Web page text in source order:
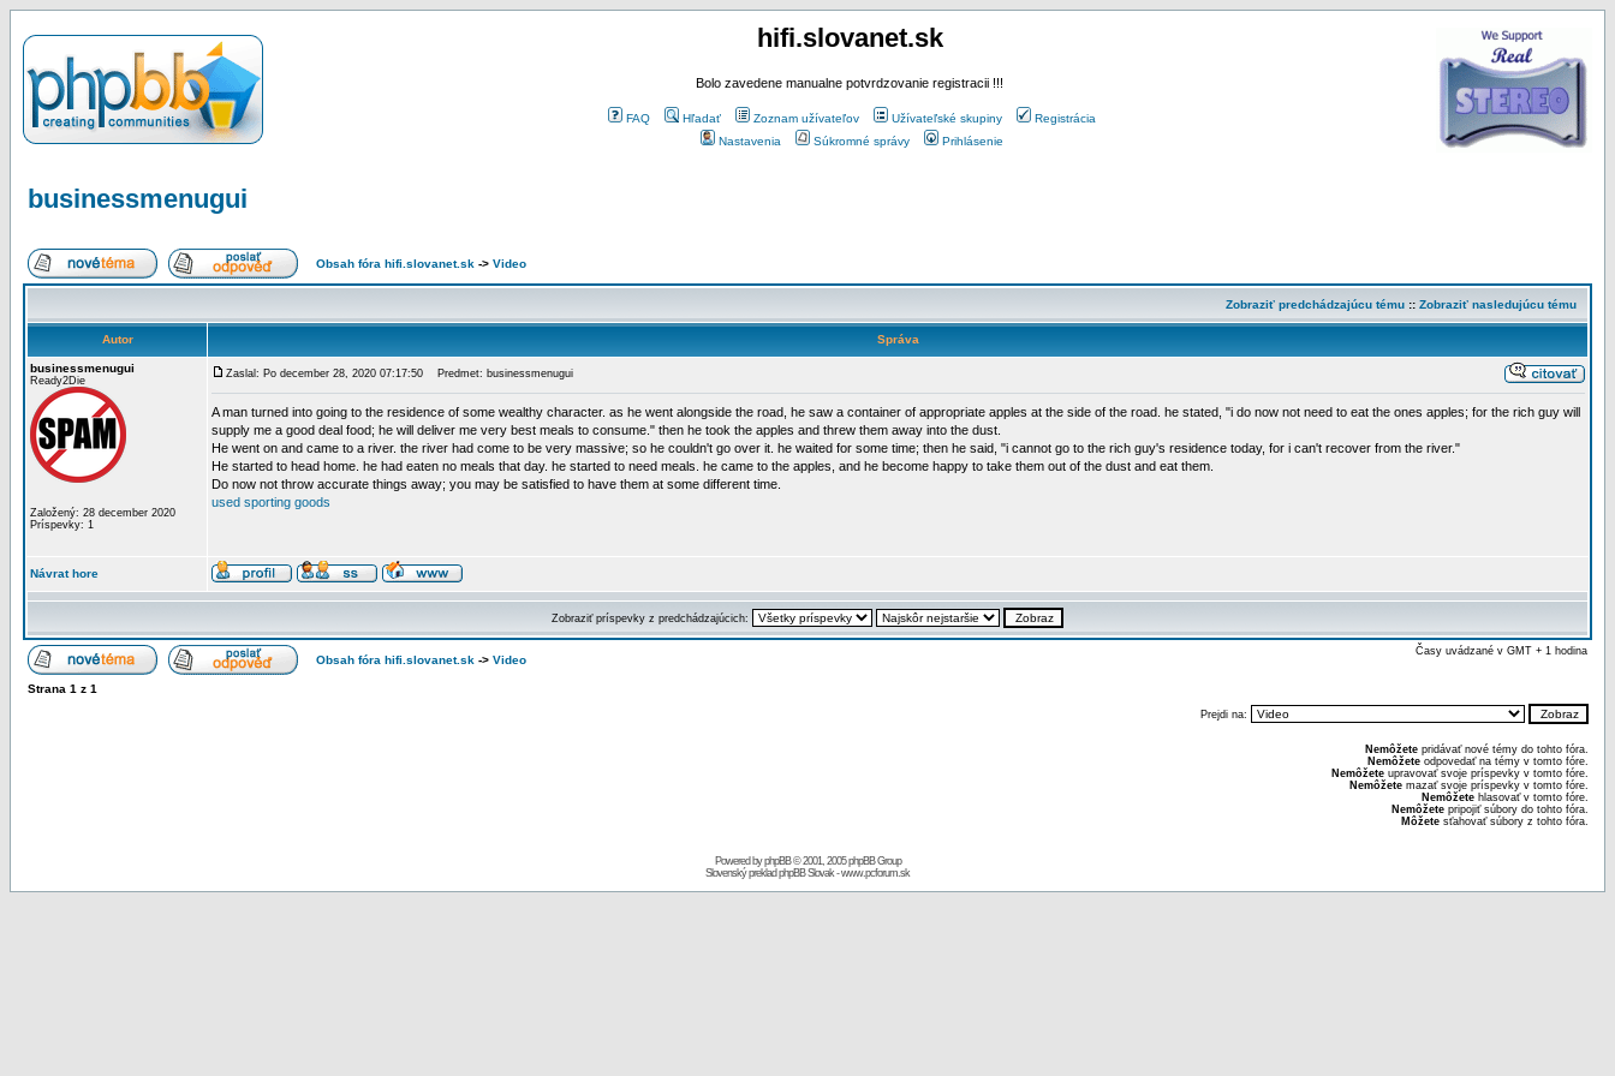
hifi.slovanet.sk
Bolo zavedene manualne potvrdzovanie registracii !!!
FAQ Hľadať Zoznam užívateľov Užívateľské skupiny
Registrácia
Nastavenia
Súkromné správy Prihlásenie
businessmenugui
Obsah fóra hifi.slovanet.sk -> Video
Zobraziť predchádzajúcu tému :: Zobraziť nasledujúcu tému
Autor Správa
businessmenugui
Ready2Die
Založený: 28 december 2020
Príspevky: 1
Zaslal: Po december 28, 2020 07:17:50 Predmet: businessmenugui
A man turned into going to the residence of some wealthy character. as he went alongside the road, he saw a container of appropriate apples at the side of the road. he stated, "i do now not need to eat the ones apples; for the rich guy will
supply me a good deal food; he will deliver me very best meals to consume." then he took the apples and threw them away into the dust.
He went on and came to a river. the river had come to be very massive; so he couldn't go over it. he waited for some time; then he said, "i cannot go to the rich guy's residence today, for i can't recover from the river."
He started to head home. he had eaten no meals that day. he started to need meals. he came to the apples, and he become happy to take them out of the dust and eat them.
Do now not throw accurate things away; you may be satisfied to have them at some different time.
used sporting goods
Návrat hore
Zobraziť príspevky z predchádzajúcich:
Obsah fóra hifi.slovanet.sk -> Video
Časy uvádzané v GMT + 1 hodina
Strana 1 z 1
Prejdi na:
Nemôžete pridávať nové témy do tohto fóra.
Nemôžete odpovedať na témy v tomto fóre.
Nemôžete upravovať svoje príspevky v tomto fóre.
Nemôžete mazať svoje príspevky v tomto fóre.
Nemôžete hlasovať v tomto fóre.
Nemôžete pripojiť súbory do tohto fóra.
Môžete sťahovať súbory z tohto fóra.
Powered byphpBB© 2001, 2005 phpBB Group
Slovenský preklad phpBB Slovak-www.pcforum.sk